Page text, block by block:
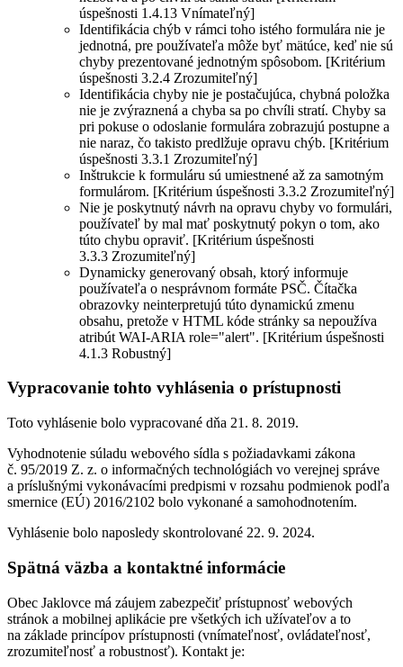
úspešnosti 1.4.13 Vnímateľný]
Identifikácia chýb v rámci toho istého formulára nie je
jednotná, pre používateľa môže byť mätúce, keď nie sú
chyby prezentované jednotným spôsobom. [Kritérium
úspešnosti 3.2.4 Zrozumiteľný]
Identifikácia chyby nie je postačujúca, chybná položka
nie je zvýraznená a chyba sa po chvíli stratí. Chyby sa
pri pokuse o odoslanie formulára zobrazujú postupne a
nie naraz, čo takisto predlžuje opravu chýb. [Kritérium
úspešnosti 3.3.1 Zrozumiteľný]
Inštrukcie k formuláru sú umiestnené až za samotným
formulárom. [Kritérium úspešnosti 3.3.2 Zrozumiteľný]
Nie je poskytnutý návrh na opravu chyby vo formulári,
používateľ by mal mať poskytnutý pokyn o tom, ako
túto chybu opraviť. [Kritérium úspešnosti
3.3.3 Zrozumiteľný]
Dynamicky generovaný obsah, ktorý informuje
používateľa o nesprávnom formáte PSČ. Čítačka
obrazovky neinterpretujú túto dynamickú zmenu
obsahu, pretože v HTML kóde stránky sa nepoužíva
atribút WAI-ARIA role="alert". [Kritérium úspešnosti
4.1.3 Robustný]
Vypracovanie tohto vyhlásenia o prístupnosti
Toto vyhlásenie bolo vypracované dňa 21. 8. 2019.
Vyhodnotenie súladu webového sídla s požiadavkami zákona
č. 95/2019 Z. z. o informačných technológiách vo verejnej správe
a príslušnými vykonávacími predpismi v rozsahu podmienok podľa
smernice (EÚ) 2016/2102 bolo vykonané a samohodnotením.
Vyhlásenie bolo naposledy skontrolované 22. 9. 2024.
Spätná väzba a kontaktné informácie
Obec Jaklovce má záujem zabezpečiť prístupnosť webových
stránok a mobilnej aplikácie pre všetkých ich užívateľov a to
na základe princípov prístupnosti (vnímateľnosť, ovládateľnosť,
zrozumiteľnosť a robustnosť). Kontakt je: